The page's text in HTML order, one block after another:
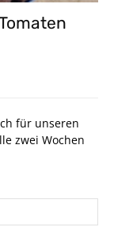
für unseren
zwei Wochen